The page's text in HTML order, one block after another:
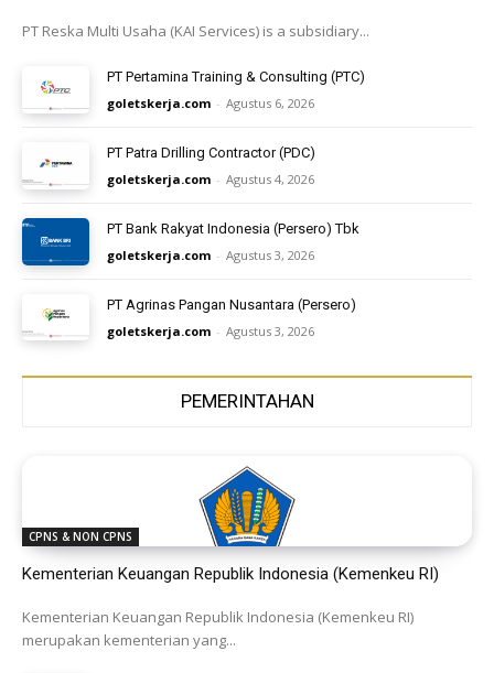
PT Reska Multi Usaha (KAI Services) is a subsidiary...
PT Pertamina Training & Consulting (PTC)
goletskerja.com - Agustus 6, 2026
PT Patra Drilling Contractor (PDC)
goletskerja.com - Agustus 4, 2026
PT Bank Rakyat Indonesia (Persero) Tbk
goletskerja.com - Agustus 3, 2026
PT Agrinas Pangan Nusantara (Persero)
goletskerja.com - Agustus 3, 2026
PEMERINTAHAN
CPNS & NON CPNS
Kementerian Keuangan Republik Indonesia (Kemenkeu RI)
Kementerian Keuangan Republik Indonesia (Kemenkeu RI)
merupakan kementerian yang...